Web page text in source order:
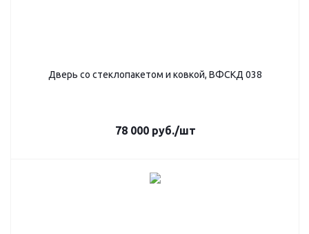
Дверь со стеклопакетом и ковкой, ВФСКД 038
78 000руб./шт